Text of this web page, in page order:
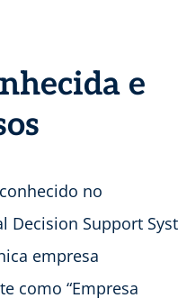
e
no
Decision Support
empresa
como “Empresa